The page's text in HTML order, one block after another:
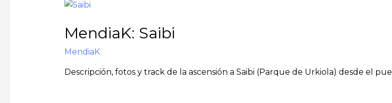
MendiaK: Saibi
MendiaK
Descripción, fotos y track de la ascensión a Saibi (Parque de Urkiola) desde el